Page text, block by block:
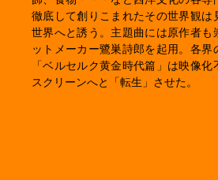
徹底して創りこまれたその世界観
世界へと誘う。主題曲には原作者
ットメーカー鷺巣詩郎を起用。各
「ベルセルク黄金時代篇」は映像
スクリーンへと「転生」させた。